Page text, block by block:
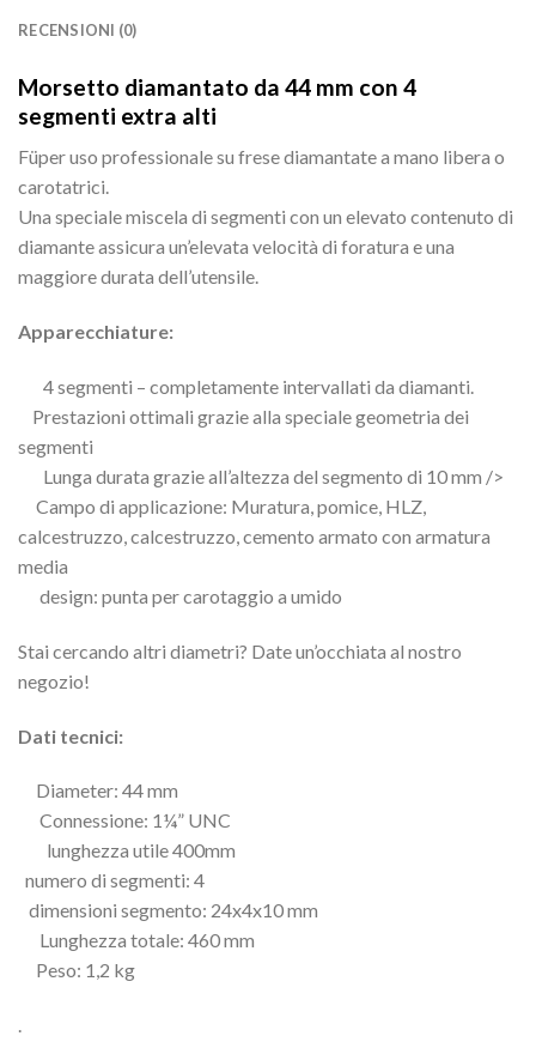
RECENSIONI (0)
Morsetto diamantato da 44 mm con 4
segmenti extra alti
Füper uso professionale su frese diamantate a mano libera o
carotatrici.
Una speciale miscela di segmenti con un elevato contenuto di
diamante assicura un’elevata velocità di foratura e una
maggiore durata dell’utensile.
Apparecchiature:
4 segmenti – completamente intervallati da diamanti.
Prestazioni ottimali grazie alla speciale geometria dei
segmenti
Lunga durata grazie all’altezza del segmento di 10 mm />
Campo di applicazione: Muratura, pomice, HLZ,
calcestruzzo, calcestruzzo, cemento armato con armatura
media
design: punta per carotaggio a umido
Stai cercando altri diametri? Date un’occhiata al nostro
negozio!
Dati tecnici:
Diameter: 44 mm
Connessione: 1¼” UNC
lunghezza utile 400mm
numero di segmenti: 4
dimensioni segmento: 24x4x10 mm
Lunghezza totale: 460 mm
Peso: 1,2 kg
.